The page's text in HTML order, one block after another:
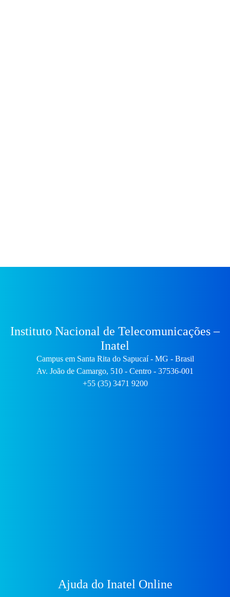
Instituto Nacional de Telecomunicações –
Inatel
Campus em Santa Rita do Sapucaí - MG - Brasil
Av. João de Camargo, 510 - Centro - 37536-001
+55 (35) 3471 9200
Ajuda do Inatel Online